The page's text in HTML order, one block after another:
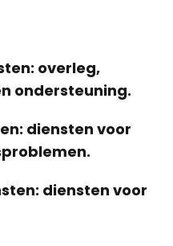
: overleg,
ondersteuning.
: diensten voor
: diensten voor